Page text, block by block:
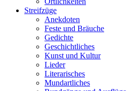
Streifzüge
Anekdoten
Feste und Bräuche
Gedichte
Geschichtliches
Kunst und Kultur
Lieder
Literarisches
Mundartliches